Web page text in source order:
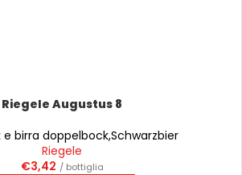
Riegele Augustus 8
e birra doppelbock,Schwarzbier
Riegele
€3,42 / bottiglia